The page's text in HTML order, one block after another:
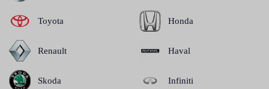
Toyota
Renault
Skoda
Honda
Haval
Infiniti